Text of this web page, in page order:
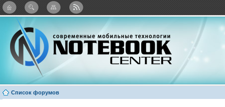
Каталог виджетов
Список форумов